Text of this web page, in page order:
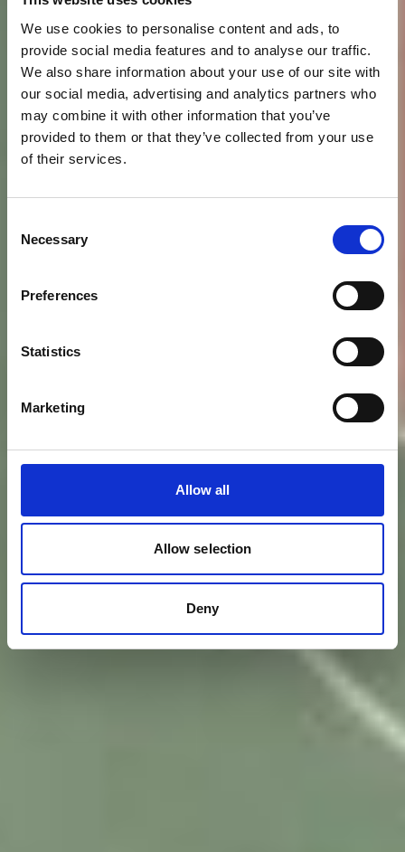
We use cookies to personalise content and ads, to
provide social media features and to analyse our traffic.
We also share information about your use of our site with
our social media, advertising and analytics partners who
may combine it with other information that you’ve
provided to them or that they’ve collected from your use
of their services.
Selection
Necessary
Preferences
Statistics
Marketing
Allow all
Allow selection
Deny